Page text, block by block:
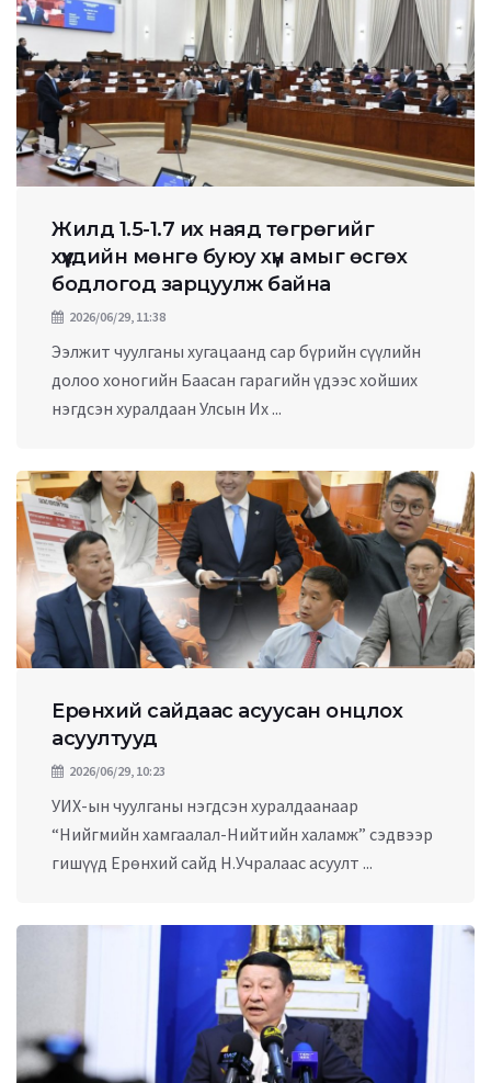
Жилд 1.5-1.7 их наяд төгрөгийг
хүүхдийн мөнгө буюу хүн амыг өсгөх
бодлогод зарцуулж байна
2026/06/29, 11:38
Ээлжит чуулганы хугацаанд сар бүрийн сүүлийн
долоо хоногийн Баасан гарагийн үдээс хойших
нэгдсэн хуралдаан Улсын Их ...
Ерөнхий сайдаас асуусан онцлох
асуултууд
2026/06/29, 10:23
УИХ-ын чуулганы нэгдсэн хуралдаанаар
“Нийгмийн хамгаалал-Нийтийн халамж” сэдвээр
гишүүд Ерөнхий сайд Н.Учралаас асуулт ...